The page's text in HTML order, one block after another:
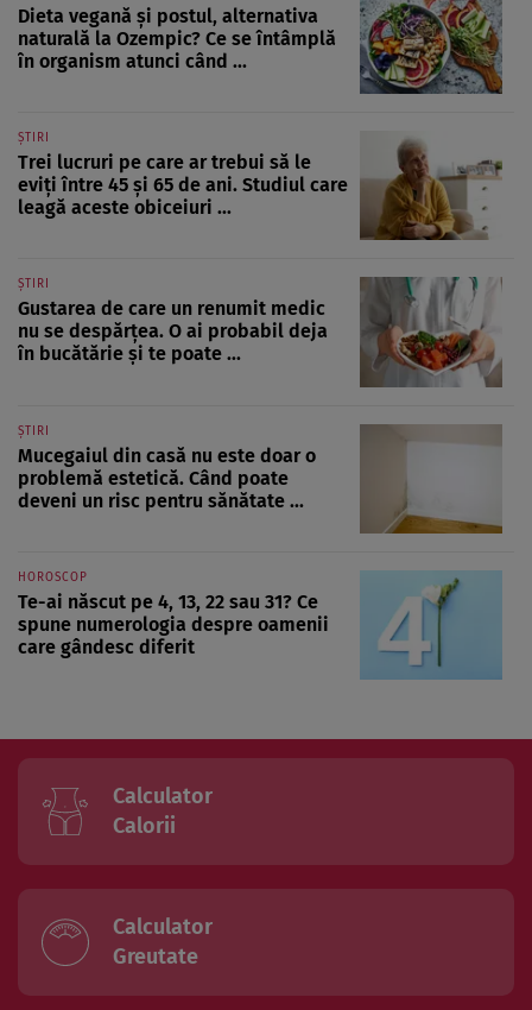
Dieta vegană și postul, alternativa
naturală la Ozempic? Ce se întâmplă
în organism atunci când ...
ȘTIRI
Trei lucruri pe care ar trebui să le
eviți între 45 și 65 de ani. Studiul care
leagă aceste obiceiuri ...
ȘTIRI
Gustarea de care un renumit medic
nu se despărțea. O ai probabil deja
în bucătărie și te poate ...
ȘTIRI
Mucegaiul din casă nu este doar o
problemă estetică. Când poate
deveni un risc pentru sănătate ...
HOROSCOP
Te-ai născut pe 4, 13, 22 sau 31? Ce
spune numerologia despre oamenii
care gândesc diferit
Calculator
Calorii
Calculator
Greutate